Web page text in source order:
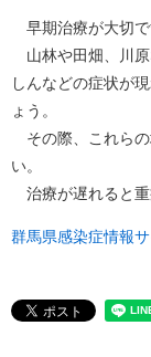
早期治療が大切で
山林や田畑、川原
しんなどの症状が
ょう。
その際、これらの
い。
治療が遅れると重
群馬県感染症情報